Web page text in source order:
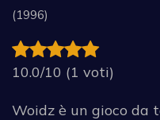
(1996)
10.0/10 (1 voti)
Woidz è un gioco da